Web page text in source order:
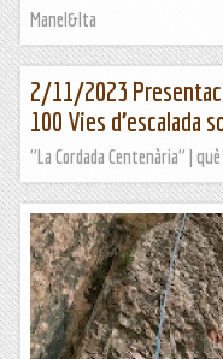
Manel&Ita
2/11/2023
100 Vies d’escalada
"La Cordada Centenària" |